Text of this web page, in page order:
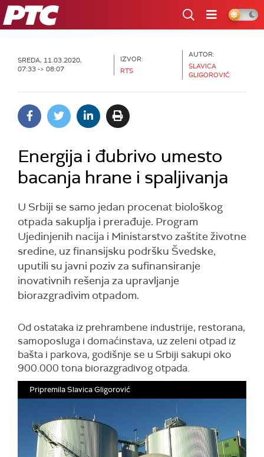
RTS
SREDA, 11.03.2020,
07:33 -> 08:07
IZVOR:
RTS
AUTOR:
SLAVICA
GLIGOROVIĆ
Energija i đubrivo umesto
bacanja hrane i spaljivanja
U Srbiji se samo jedan procenat biološkog
otpada sakuplja i prerađuje. Program
Ujedinjenih nacija i Ministarstvo zaštite životne
sredine, uz finansijsku podršku Švedske,
uputili su javni poziv za sufinansiranje
inovativnih rešenja za upravljanje
biorazgradivim otpadom.
Od ostataka iz prehrambene industrije, restorana,
samoposluga i domaćinstava, uz zeleni otpad iz
bašta i parkova, godišnje se u Srbiji sakupi oko
900.000 tona biorazgradivog otpada.
Pripremila Slavica Gligorović